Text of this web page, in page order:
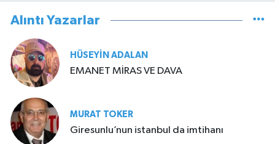
Alıntı Yazarlar
HÜSEYIN ADALAN
EMANET MİRAS VE DAVA
MURAT TOKER
Giresunlu’nun istanbul da imtihanı